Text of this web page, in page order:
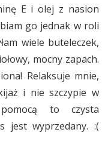
E i olej z nasion
go jednak w roli
wiele buteleczek,
mocny zapach.
Relaksuje mnie,
i nie szczypie w
to czysta
jest wyprzedany. :(